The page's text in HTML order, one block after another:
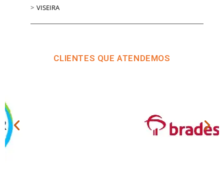
VISEIRA
CLIENTES QUE ATENDEMOS